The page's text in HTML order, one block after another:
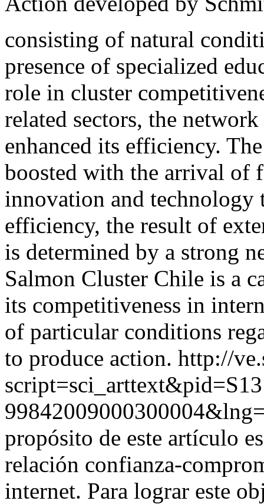
consisting of natural
presence of specialized
role in cluster
related sectors, the
enhanced its efficiency.
boosted with the arrival of
innovation and technology
efficiency, the result of
is determined by a strong
Salmon Cluster Chile is a
its competitiveness in
of particular conditions
to produce action. http://
propósito de este artículo
relación confianza-
internet. Para lograr este